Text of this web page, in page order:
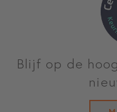
Blijf op de